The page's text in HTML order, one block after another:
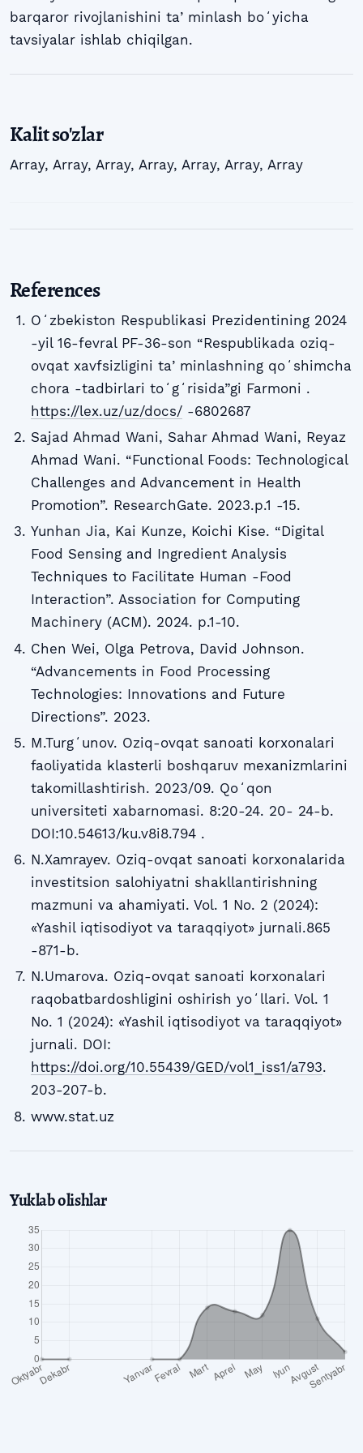
barqaror rivojlanishini taʼminlash boʻyicha
tavsiyalar ishlab chiqilgan.
Kalit so'zlar
Array, Array, Array, Array, Array, Array, Array
References
Oʻzbekiston Respublikasi Prezidentining 2024
-yil 16-fevral PF-36-son “Respublikada oziq-
ovqat xavfsizligini taʼminlashning qoʻshimcha
chora -tadbirlari toʻgʻrisida”gi Farmoni .
https://lex.uz/uz/docs/-6802687
Sajad Ahmad Wani, Sahar Ahmad Wani, Reyaz
Ahmad Wani. “Functional Foods: Technological
Challenges and Advancement in Health
Promotion”. ResearchGate. 2023.p.1 -15.
Yunhan Jia, Kai Kunze, Koichi Kise. “Digital
Food Sensing and Ingredient Analysis
Techniques to Facilitate Human -Food
Interaction”. Association for Computing
Machinery (ACM). 2024. p.1-10.
Chen Wei, Olga Petrova, David Johnson.
“Advancements in Food Processing
Technologies: Innovations and Future
Directions”. 2023.
M.Turgʻunov. Oziq-ovqat sanoati korxonalari
faoliyatida klasterli boshqaruv mexanizmlarini
takomillashtirish. 2023/09. Qoʻqon
universiteti xabarnomasi. 8:20-24. 20- 24-b.
DOI:10.54613/ku.v8i8.794 .
N.Xаmrаyеv. Oziq-ovqat sanoati korxonalarida
investitsion salohiyatni shakllantirishning
mazmuni va ahamiyati. Vol. 1 No. 2 (2024):
«Yashil iqtisodiyot va taraqqiyot» jurnali.865
-871-b.
N.Umarova. Oziq-ovqat sanoati korxonalari
raqobatbardoshligini oshirish yoʻllari. Vol. 1
No. 1 (2024): «Yashil iqtisodiyot va taraqqiyot»
jurnali. DOI:
https://doi.org/10.55439/GED/vol1_iss1/a793.
203-207-b.
www.stat.uz
Yuklab olishlar